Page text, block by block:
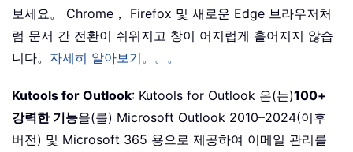
보세요。 Chrome， Firefox 및 새로운 Edge 브라우저처
럼 문서 간 전환이 쉬워지고 창이 어지럽게 흩어지지 않습
니다。 자세히 알아보기。。。
Kutools for Outlook: Kutools for Outlook 은(는)100+
강력한 기능을(를) Microsoft Outlook 2010–2024(이후
버전) 및 Microsoft 365 용으로 제공하여 이메일 관리를